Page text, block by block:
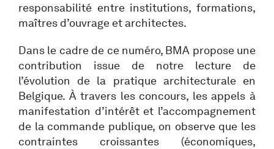
responsabilité entre institutions, formations,
maîtres d’ouvrage et architectes.
Dans le cadre de ce numéro, BMA propose une
contribution issue de notre lecture de
l’évolution de la pratique architecturale en
Belgique. À travers les concours, les appels à
manifestation d’intérêt et l’accompagnement
de la commande publique, on observe que les
contraintes croissantes (économiques,